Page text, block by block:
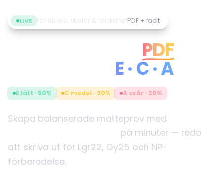
LIVE För lärare, skolor & föräldrarPDF + facit
PDF
E · C · A
E lätt · 50% C medel · 30% A svår · 20%
Skapa balanserade matteprov med
på minuter — redo
att skriva ut för Lgr22, Gy25 och NP-
förberedelse.